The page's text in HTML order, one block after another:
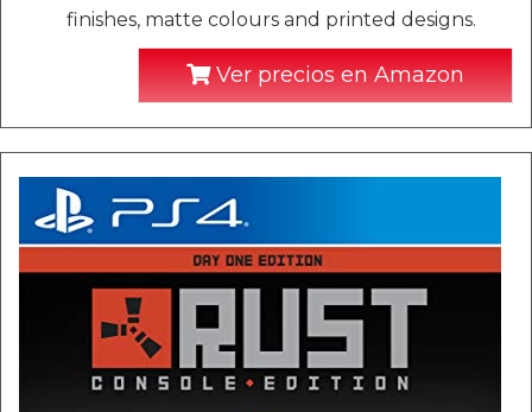
finishes, matte colours and printed designs.
Ver precios en Amazon